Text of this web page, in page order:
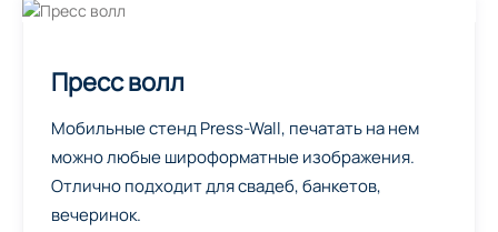
Пресс волл
Мобильные стенд Press-Wall, печатать на нем
можно любые широформатные изображения.
Отлично подходит для свадеб, банкетов,
вечеринок.